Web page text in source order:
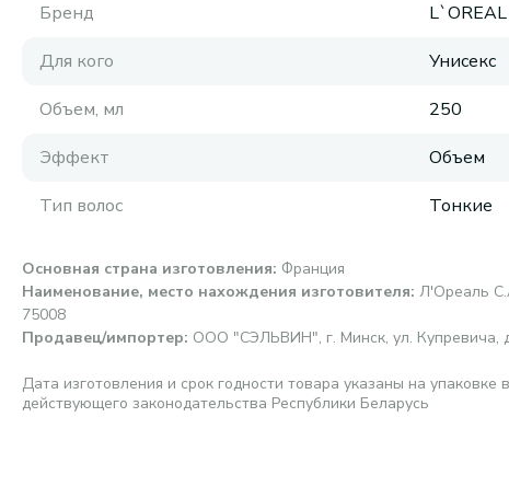
Бренд
Для кого
Унисекс
Объем, мл
250
Эффект
Объем
Тип волос
Тонкие
Основная страна изготовления: Франция
Наименование, место нахождения изготовителя: Л'Ореаль
75008
Продавец/импортер: ООО "СЭЛЬВИН", г. Минск, ул. Купревича,
Дата изготовления и срок годности товара указаны на упаковке
действующего законодательства Республики Беларусь